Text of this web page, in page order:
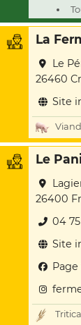
La
Le
26460
Site
Le
26400
04
Site